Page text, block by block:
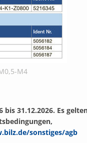
M4
bis 31.12.2026. Es
sonstiges/agb